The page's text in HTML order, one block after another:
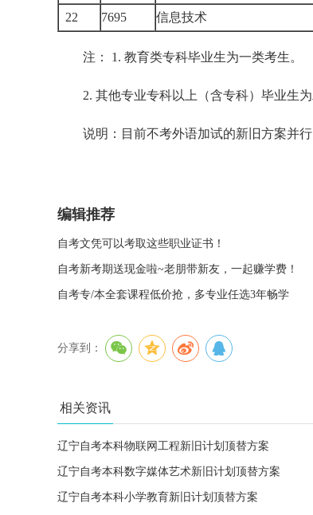
22
7695 信息技术
注： 1. 教育类专科毕业生为一类考生。
2. 其他专业专科以上（含专科）毕业生为
说明：目前不考外语加试的新旧方案并行
编辑推荐
自考文凭可以考取这些职业证书！
自考新考期送现金啦~老朋带新友，一起赚学费！
自考专/本全套课程低价抢，多专业任选3年畅学
分享到：
相关资讯
辽宁自考本科物联网工程新旧计划顶替方案
辽宁自考本科数字媒体艺术新旧计划顶替方案
辽宁自考本科小学教育新旧计划顶替方案